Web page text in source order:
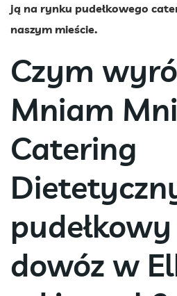
ją na rynku pudełkowego
naszym mieście.
Czym
Mniam
Catering
dowóz w